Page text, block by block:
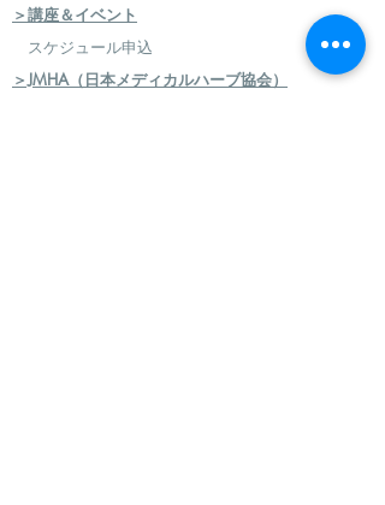
＞講座＆イベント
スケジュール申込
＞JMHA（日本メディカルハーブ協会）